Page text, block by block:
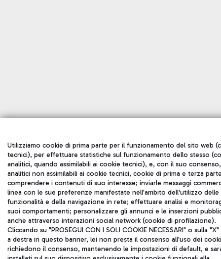
Utilizziamo cookie di prima parte per il funzionamento del sito web
tecnici), per effettuare statistiche sul funzionamento dello stesso
analitici, quando assimilabili ai cookie tecnici), e, con il suo
analitici non assimilabili ai cookie tecnici, cookie di prima e terza
comprendere i contenuti di suo interesse; inviarle messaggi
linea con le sue preferenze manifestate nell'ambito dell'utilizzo delle
funzionalità e della navigazione in rete; effettuare analisi e
suoi comportamenti; personalizzare gli annunci e le inserzioni
anche attraverso interazioni social network (cookie di profilazione).
Cliccando su "PROSEGUI CON I SOLI COOKIE NECESSARI" o sulla
a destra in questo banner, lei non presta il consenso all'uso dei
richiedono il consenso, mantenendo le impostazioni di default, e